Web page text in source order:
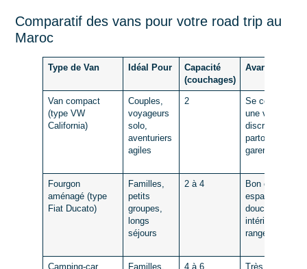
Comparatif des vans pour votre road trip au
Maroc
Type de Van Idéal Pour
Capacité
(couchages)
Avantages
Van compact
(type VW
California)
Couples,
voyageurs
solo,
aventuriers
agiles
2
Se conduit
une voiture,
discret, passe-
partout, facile à
garer
Fourgon
aménagé(type
Fiat Ducato)
Familles,
petits
groupes,
longs
séjours
2 à 4
Bon compromis
espace/
douche/WC
intérieur, plus
rangements
Camping-car
Familles,
4 à 6
Très spacieux,